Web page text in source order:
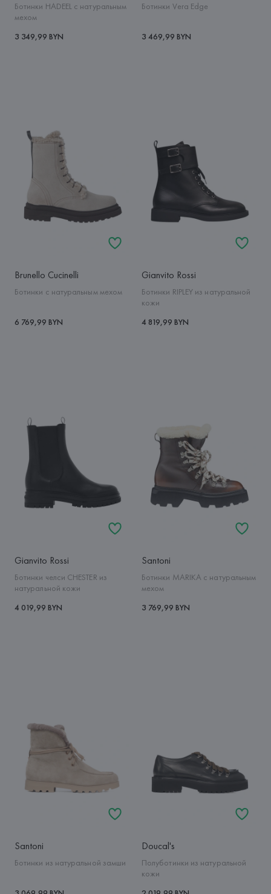
Ботинки HADEEL с натуральным
мехом
3 349,99 BYN
Ботинки Vera Edge
3 469,99 BYN
Brunello Cucinelli
Ботинки с натуральным мехом
6 769,99 BYN
Gianvito Rossi
Ботинки RIPLEY из натуральной
кожи
4 819,99 BYN
Gianvito Rossi
Ботинки челси CHESTER из
натуральной кожи
4 019,99 BYN
Santoni
Ботинки MARIKA с натуральным
мехом
3 769,99 BYN
Santoni
Ботинки из натуральной замши
Doucal's
Полуботинки из натуральной
кожи